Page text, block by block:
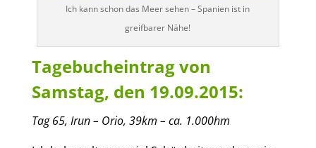
Ich kann schon das Meer sehen – Spanien ist in
greifbarer Nähe!
Tagebucheintrag von
Samstag, den 19.09.2015:
Tag65, Irun – Orio, 39km – ca. 1.000hm